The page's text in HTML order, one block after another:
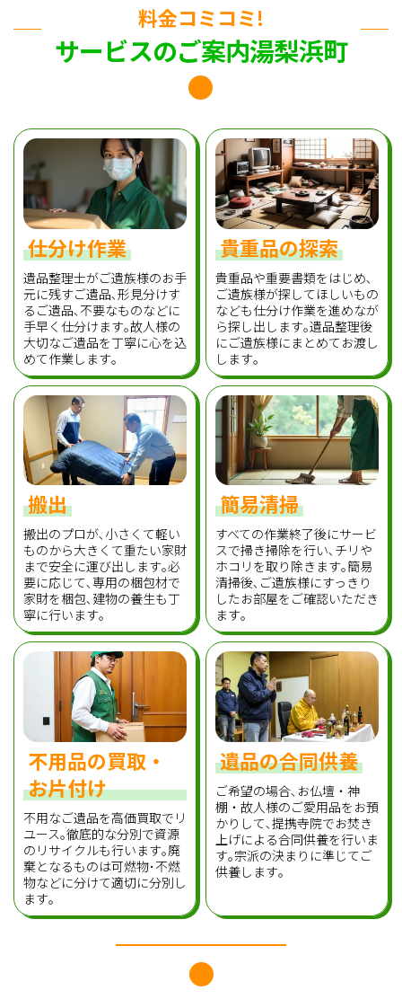
料金コミコミ!
サービスのご案内湯梨浜町
仕分け作業
遺品整理士がご遺族様のお手
元に残すご遺品､形見分けす
るご遺品､不要なものなどに
手早く仕分けます｡故人様の
大切なご遺品を丁寧に心を込
めて作業します｡
貴重品の探索
貴重品や重要書類をはじめ､
ご遺族様が探してほしいもの
なども仕分け作業を進めなが
ら探し出します｡遺品整理後
にご遺族様にまとめてお渡し
します｡
搬出
搬出のプロが､小さくて軽い
ものから大きくて重たい家財
まで安全に運び出します｡必
要に応じて､専用の梱包材で
家財を梱包､建物の養生も丁
寧に行います｡
簡易清掃
すべての作業終了後にサービ
スで掃き掃除を行い､チリや
ホコリを取り除きます｡簡易
清掃後､ご遺族様にすっきり
したお部屋をご確認いただき
ます｡
不用品の買取・
お片付け
不用なご遺品を高価買取でリ
ユース｡徹底的な分別で資源
のリサイクルも行います｡廃
棄となるものは可燃物･不燃
物などに分けて適切に分別し
ます｡
遺品の合同供養
ご希望の場合､お仏壇・神
棚・故人様のご愛用品をお預
かりして､提携寺院でお焚き
上げによる合同供養を行いま
す｡宗派の決まりに準じてご
供養します｡